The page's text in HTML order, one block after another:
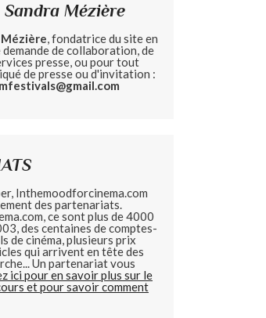
Sandra Mézière
Mézière, fondatrice du site en
de collaboration, de
presse, ou pour tout
de presse ou d'invitation :
Inthemoodforcinema.com
des partenariats.
ce sont plus de 4000
des centaines de comptes-
de cinéma, plusieurs prix
qui arrivent en tête des
Un partenariat vous
ici pour en savoir plus sur le
et pour savoir comment